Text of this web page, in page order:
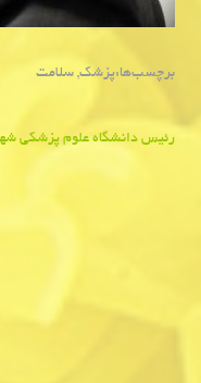
برچسب‌ها:پزشك, سلامت
Post
navigation
رئیس دانشگاه علوم پزشكی